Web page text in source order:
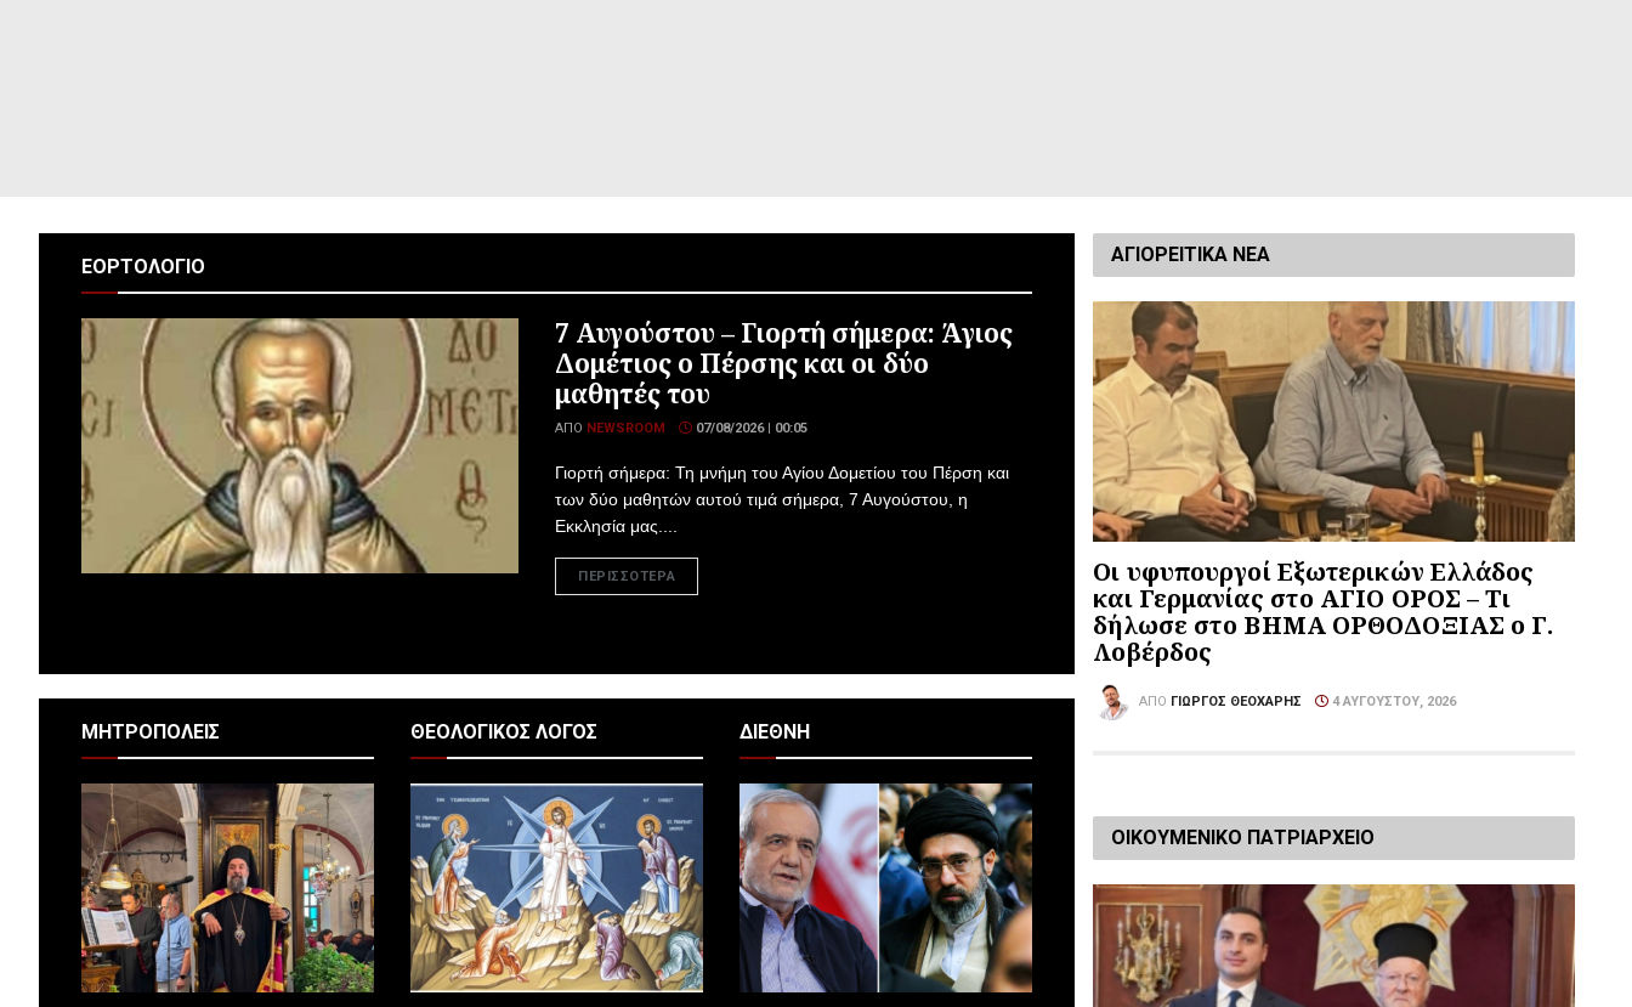
ΕΟΡΤΟΛΟΓΙΟ
7 Αυγούστου – Γιορτή σήμερα: Άγιος
Δομέτιος ο Πέρσης και οι δύο
μαθητές του
ΑΠΌ NEWSROOM 07/08/2026 | 00:05
Γιορτή σήμερα: Τη μνήμη του Αγίου Δομετίου του Πέρση και
των δύο μαθητών αυτού τιμά σήμερα, 7 Αυγούστου, η
Εκκλησία μας....
ΠΕΡΙΣΣΟΤΕΡΑ
ΜΗΤΡΟΠΟΛΕΙΣ ΘΕΟΛΟΓΙΚΟΣ ΛΟΓΟΣ ΔΙΕΘΝΗ
ΑΓΙΟΡΕΙΤΙΚΑ ΝΕΑ
Οι υφυπουργοί Εξωτερικών Ελλάδος
και Γερμανίας στο ΑΓΙΟ ΟΡΟΣ – Τι
δήλωσε στο ΒΗΜΑ ΟΡΘΟΔΟΞΙΑΣ ο Γ.
Λοβέρδος
ΑΠΌ ΓΙΏΡΓΟΣ ΘΕΟΧΆΡΗΣ 4 ΑΥΓΟΎΣΤΟΥ, 2026
ΟΙΚΟΥΜΕΝΙΚΟ ΠΑΤΡΙΑΡΧΕΙΟ